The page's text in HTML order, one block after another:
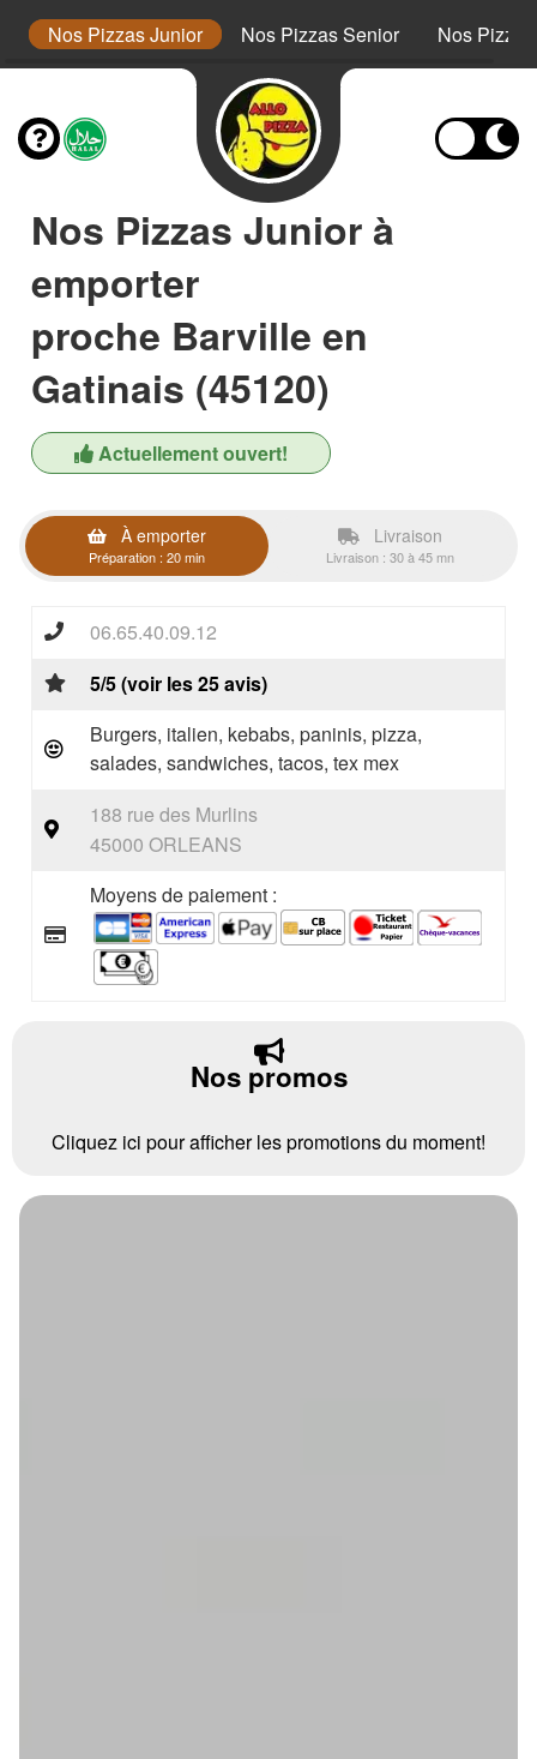
Nos Pizzas Junior Nos Pizzas Senior Nos Pizza
Nos Pizzas Junior à
emporter
proche Barville en
Gatinais (45120)
Actuellement ouvert!
À emporter
Préparation : 20 min
Livraison
Livraison : 30 à 45 mn
06.65.40.09.12
5/5 (voir les 25 avis)
Burgers, italien, kebabs, paninis, pizza,
salades, sandwiches, tacos, tex mex
188 rue des Murlins
45000 ORLEANS
Moyens de paiement :
Nos promos
Cliquez ici pour afficher les promotions du moment!